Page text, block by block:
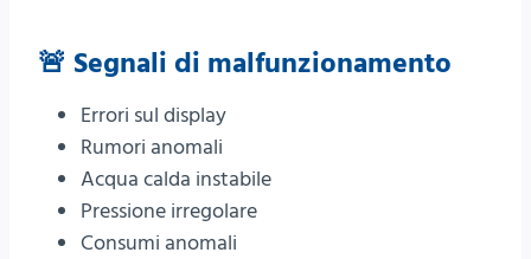
🚨 Segnali di malfunzionamento
Errori sul display
Rumori anomali
Acqua calda instabile
Pressione irregolare
Consumi anomali